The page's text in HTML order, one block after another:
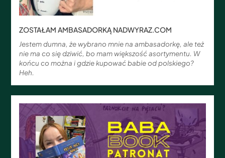
ZOSTAŁAM AMBASADORKĄ NADWYRAZ.COM
Jestem dumna, że wybrano mnie na ambasadorkę, ale też
nie ma co się dziwić, bo mam większość asortymentu. W
końcu co można i gdzie kupować babie od polskiego?
Heh.